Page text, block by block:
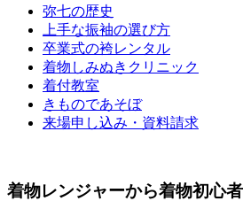
す。
弥七の歴史
上手な振袖の選び方
卒業式の袴レンタル
着物しみぬきクリニック
着付教室
きものであそぼ
来場申し込み・資料請求
着物レンジャーから着物初心